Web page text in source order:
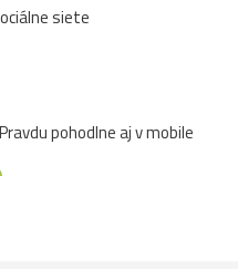
siete
pohodlne aj v mobile